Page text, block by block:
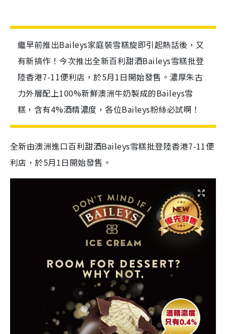
繼早前推出Baileys家庭裝雪糕旋即引起熱話後，又
有新搞作！今次推出全新百利甜酒Baileys雪糕批登
陸香港7-11便利店，於5月1日開始發售。濃厚朱古
力外層配上100%新鮮澳洲牛奶製成的Baileys雪
糕，含有4%酒精濃度，各位Baileys粉絲必試啊！
全新由澳洲進口百利甜酒Baileys雪糕批登陸香港7-11便
利店，於5月1日開始發售。